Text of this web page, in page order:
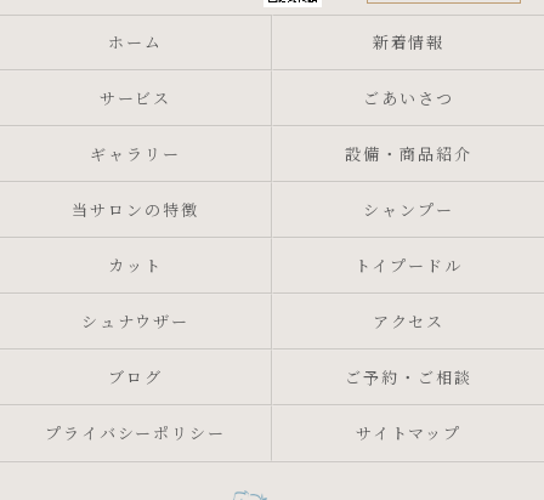
ホーム 新着情報
サービス ごあいさつ
ギャラリー 設備・商品紹介
当サロンの特徴 シャンプー
カット トイプードル
シュナウザー アクセス
ブログ ご予約・ご相談
プライバシーポリシー サイトマップ